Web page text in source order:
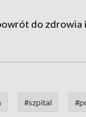
do zdrowia
#szpital